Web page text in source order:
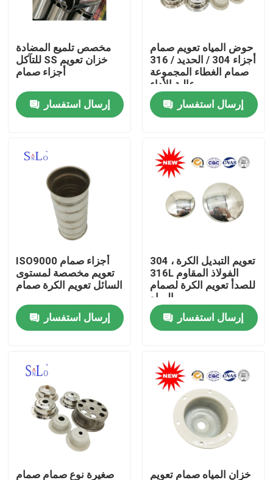
حول بنا
الكرة العائمة المغناطيسية
الكرة الصلب تعويم
كرة تعويم معدنية
دبابة تعويم الكرة
تعويم التبديل الكرة
مخصص تلميع المضادة
للتآكل SS خزان تعويم
أجزاء صمام
إرسال استفسار
حوض المياه تعويم صمام
أجزاء 304 / الحديد / 316
صمام الغطاء المجموعة
عالية الأداء
إرسال استفسار
ISO9000 أجزاء صمام
تعويم مخصصة لمستوى
السائل تعويم الكرة صمام
إرسال استفسار
304 تعويم التبديل الكرة ،
316L الفولاذ المقاوم
للصدأ تعويم الكرة لصمام
المياه
إرسال استفسار
صغيرة نوع صمام صمام خزان المياه صمام تعويم